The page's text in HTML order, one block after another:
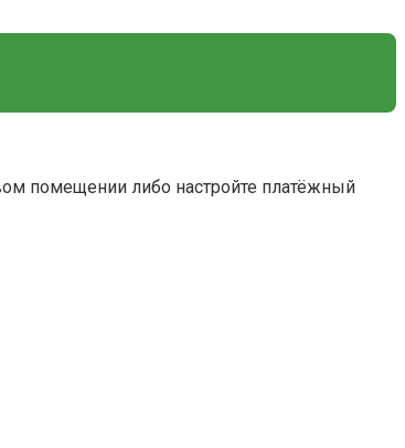
помещении либо настройте платёжный